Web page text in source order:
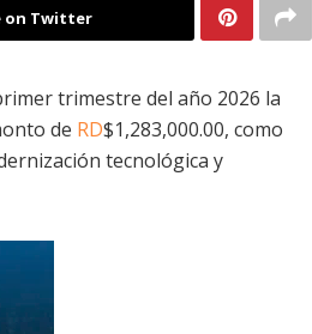
on Twitter
trimestre del año 2026 la
de RD$1,283,000.00, como
tecnológica y